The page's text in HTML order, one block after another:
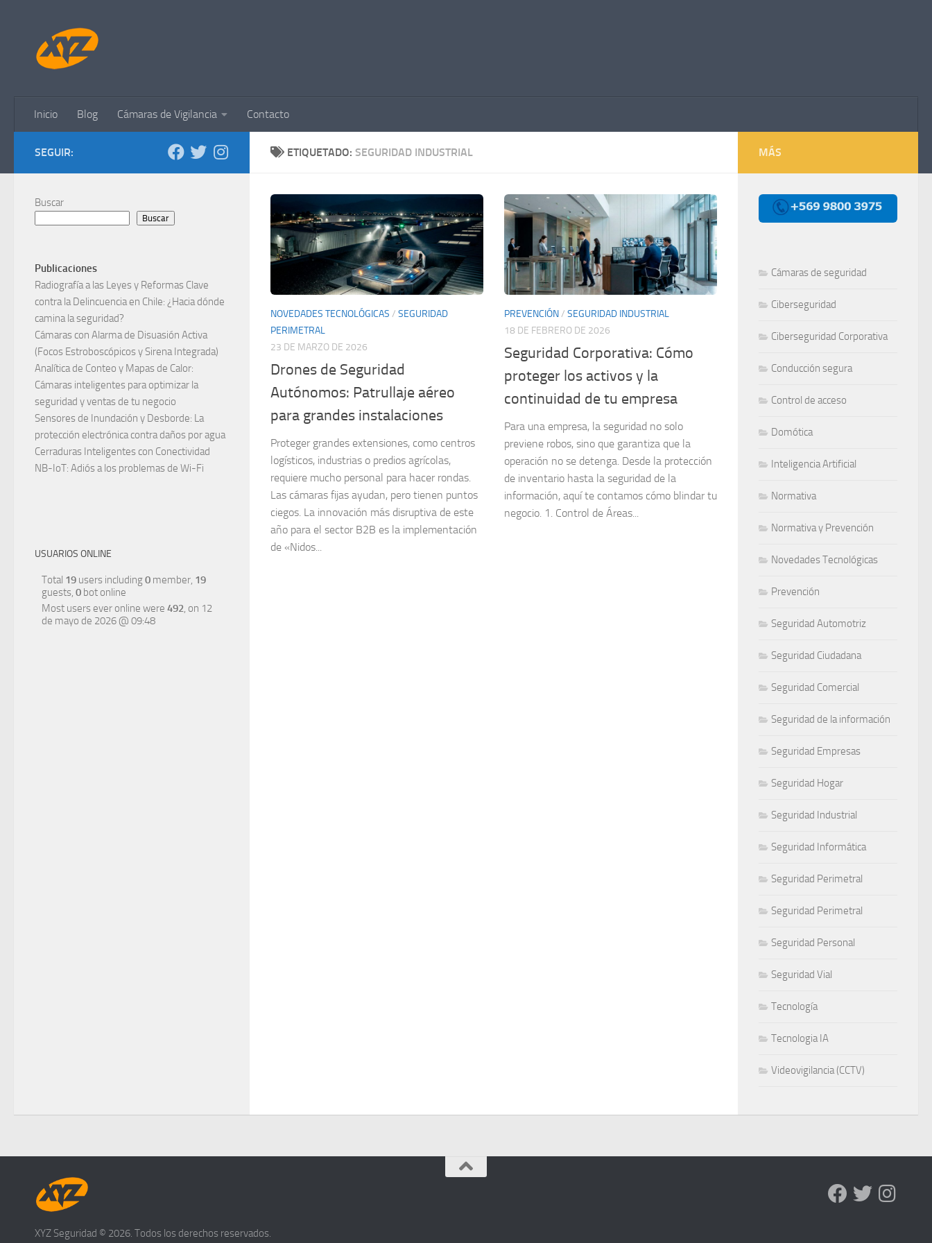
Inicio Blog Cámaras de Vigilancia Contacto
ETIQUETADO: SEGURIDAD INDUSTRIAL
NOVEDADES TECNOLÓGICAS / SEGURIDAD
PERIMETRAL
23 DE MARZO DE 2026
Drones de Seguridad
Autónomos: Patrullaje aéreo
para grandes instalaciones
Proteger grandes extensiones, como centros
logísticos, industrias o predios agrícolas,
requiere mucho personal para hacer rondas.
Las cámaras fijas ayudan, pero tienen puntos
ciegos. La innovación más disruptiva de este
año para el sector B2B es la implementación
de «Nidos...
PREVENCIÓN/ SEGURIDAD INDUSTRIAL
18 DE FEBRERO DE 2026
Seguridad Corporativa: Cómo
proteger los activos y la
continuidad de tu empresa
Para una empresa, la seguridad no solo
previene robos, sino que garantiza que la
operación no se detenga. Desde la protección
de inventario hasta la seguridad de la
información, aquí te contamos cómo blindar tu
negocio. 1. Control de Áreas...
SEGUIR:
Buscar
Buscar
Publicaciones
Radiografía a las Leyes y Reformas Clave
contra la Delincuencia en Chile: ¿Hacia dónde
camina la seguridad?
Cámaras con Alarma de Disuasión Activa
(Focos Estroboscópicos y Sirena Integrada)
Analítica de Conteo y Mapas de Calor:
Cámaras inteligentes para optimizar la
seguridad y ventas de tu negocio
Sensores de Inundación y Desborde: La
protección electrónica contra daños por agua
Cerraduras Inteligentes con Conectividad
NB-IoT: Adiós a los problemas de Wi-Fi
USUARIOS ONLINE
Total 19 users including0 member, 19
guests, 0 bot online
Most users ever online were 492, on 12
de mayo de 2026 @ 09:48
MÁS
Cámaras de seguridad
Ciberseguridad
Ciberseguridad Corporativa
Conducción segura
Control de acceso
Domótica
Inteligencia Artificial
Normativa
Normativa y Prevención
Novedades Tecnológicas
Prevención
Seguridad Automotriz
Seguridad Ciudadana
Seguridad Comercial
Seguridad de la información
Seguridad Empresas
Seguridad Hogar
Seguridad Industrial
Seguridad Informática
Seguridad Perimetral
Seguridad Perimetral
Seguridad Personal
Seguridad Vial
Tecnología
Tecnologia IA
Videovigilancia (CCTV)
XYZ Seguridad © 2026. Todos los derechos reservados.